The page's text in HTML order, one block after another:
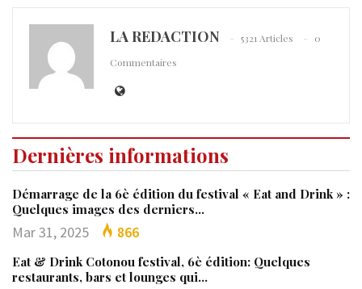
LA REDACTION 5321 Articles
0
Commentaires
Dernières informations
Démarrage de la 6è édition du festival « Eat and Drink » :
Quelques images des derniers…
Mar 31, 2025 866
Eat & Drink Cotonou festival, 6è édition: Quelques
restaurants, bars et lounges qui…